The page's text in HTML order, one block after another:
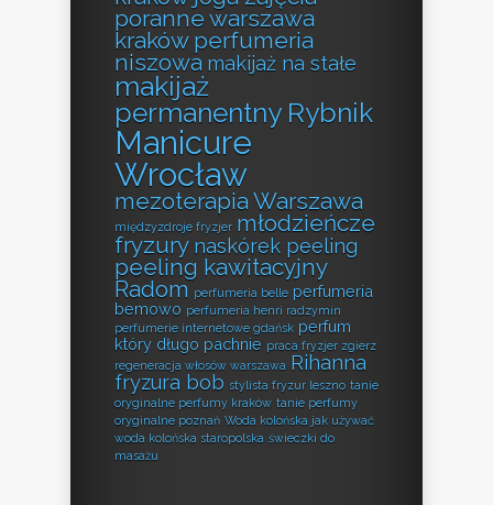
poranne warszawa
kraków perfumeria
niszowa makijaż na stałe
makijaż
permanentny Rybnik
Manicure
Wrocław
mezoterapia Warszawa
międzyzdroje fryzjer młodzieńcze
fryzury naskórek peeling
peeling kawitacyjny
Radom perfumeria belle perfumeria
bemowo perfumeria henri radzymin
perfumerie internetowe gdańsk perfum
który długo pachnie praca fryzjer zgierz
regeneracja włosów warszawa Rihanna
fryzura bob stylista fryzur leszno tanie
oryginalne perfumy kraków tanie perfumy
oryginalne poznań Woda kolońska jak używać
woda kolońska staropolska świeczki do
masażu